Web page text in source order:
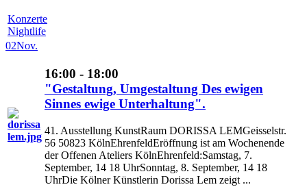
Konzerte
Nightlife
02Nov.
16:00 - 18:00
"Gestaltung, Umgestaltung Des ewigen
Sinnes ewige Unterhaltung".
41. Ausstellung KunstRaum DORISSA LEMGeisselstr.
56 50823 KölnEhrenfeldEröffnung ist am Wochenende
der Offenen Ateliers KölnEhrenfeld:Samstag, 7.
September, 14 18 UhrSonntag, 8. September, 14 18
UhrDie Kölner Künstlerin Dorissa Lem zeigt ...